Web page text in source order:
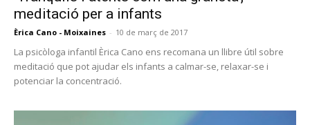
meditació per a infants
Èrica Cano - Moixaines - 10 de març de 2017
La psicòloga infantil Èrica Cano ens recomana un llibre útil sobre
meditació que pot ajudar els infants a calmar-se, relaxar-se i
potenciar la concentració.